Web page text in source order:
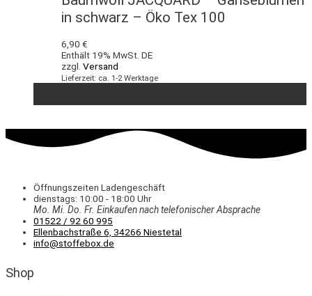
in schwarz – Öko Tex 100
6,90 €
Enthält 19% MwSt. DE
zzgl. Versand
Lieferzeit: ca. 1-2 Werktage
Öffnungszeiten Ladengeschäft
dienstags: 10:00 - 18:00 Uhr
Mo. Mi. Do. Fr. Einkaufennach telefonischer Absprache
01522 / 92 60 995
Ellenbachstraße 6, 34266 Niestetal
info@stoffebox.de
Shop